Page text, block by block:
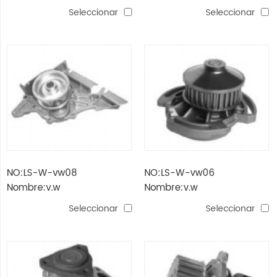
Seleccionar Seleccionar
NO:LS-W-vw08
Nombre:v.w
Seleccionar
NO:LS-W-vw06
Nombre:v.w
Seleccionar